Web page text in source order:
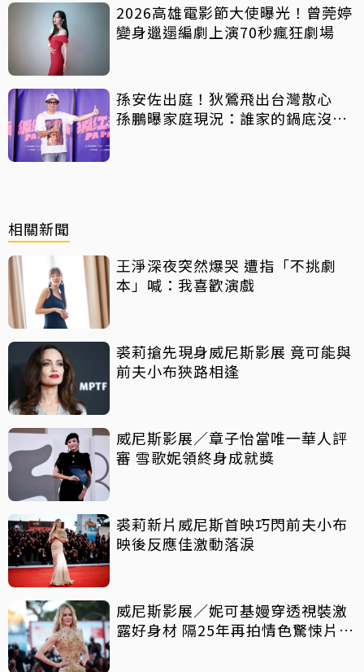
2026高雄電影節大使曝光！曾莞婷
變身邋遢編劇上演70秒瘋狂劇場
孫安佐出庭！狄鶯飛出台灣散心
孫鵬曝家庭現況：誰家的鍋底沒有
相關新聞
王淨深夜突然爆哭 遭指「不挑劇
本」喊：我喜歡演戲
裘莉搶先現身威尼斯影展 竟可能與
前夫小布狹路相逢
威尼斯影展／章子怡當唯一華人評
審 雪歌妮領終身成就獎
裘莉新片威尼斯首映巧閃前夫小布
映後反應佳激動落淚
威尼斯影展／妮可基嫚穿透視裝激
露好身材 隔25年再拍情色驚悚片原